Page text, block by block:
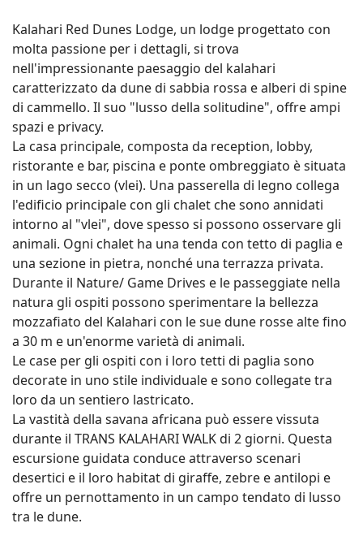
Kalahari Red Dunes Lodge, un lodge progettato con
molta passione per i dettagli, si trova
nell'impressionante paesaggio del kalahari
caratterizzato da dune di sabbia rossa e alberi di spine
di cammello. Il suo "lusso della solitudine", offre ampi
spazi e privacy.
La casa principale, composta da reception, lobby,
ristorante e bar, piscina e ponte ombreggiato è situata
in un lago secco (vlei). Una passerella di legno collega
l'edificio principale con gli chalet che sono annidati
intorno al "vlei", dove spesso si possono osservare gli
animali. Ogni chalet ha una tenda con tetto di paglia e
una sezione in pietra, nonché una terrazza privata.
Durante il Nature/ Game Drives e le passeggiate nella
natura gli ospiti possono sperimentare la bellezza
mozzafiato del Kalahari con le sue dune rosse alte fino
a 30 m e un'enorme varietà di animali.
Le case per gli ospiti con i loro tetti di paglia sono
decorate in uno stile individuale e sono collegate tra
loro da un sentiero lastricato.
La vastità della savana africana può essere vissuta
durante il TRANS KALAHARI WALK di 2 giorni. Questa
escursione guidata conduce attraverso scenari
desertici e il loro habitat di giraffe, zebre e antilopi e
offre un pernottamento in un campo tendato di lusso
tra le dune.